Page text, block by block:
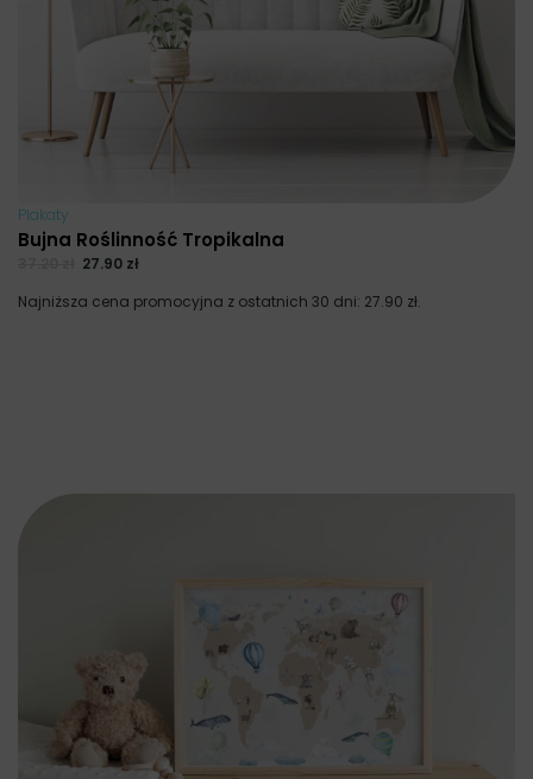
Plakaty
Bujna Roślinność Tropikalna
27.90 zł
Najniższa cena promocyjna z ostatnich 30 dni: 27.90 zł.